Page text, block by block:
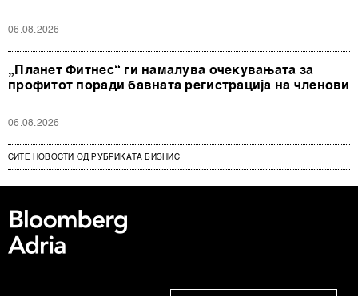
06.08.2026
„Планет Фитнес“ ги намалува очекувањата за
профитот поради бавната регистрација на членови
06.08.2026
СИТЕ НОВОСТИ ОД РУБРИКАТА БИЗНИС